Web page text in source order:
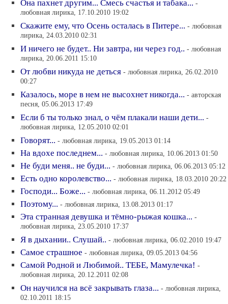
Она пахнет другим... Смесь счастья и табака... -
любовная лирика, 17.10.2010 19:02
Скажите ему, что Осень осталась в Питере... - любовная
лирика, 24.03.2010 02:31
И ничего не будет.. Ни завтра, ни через год.. - любовная
лирика, 20.06.2011 15:10
От любви никуда не деться - любовная лирика, 26.02.2010
00:27
Казалось, море в нем не высохнет никогда... - авторская
песня, 05.06.2013 17:49
Если б ты только знал, о чём плакали наши дети... -
любовная лирика, 12.05.2010 02:01
Говорят... - любовная лирика, 19.05.2013 01:14
На вдохе последнем... - любовная лирика, 10.06.2013 01:50
Не буди меня.. не буди... - любовная лирика, 06.06.2013 05:12
Есть одно королевство... - любовная лирика, 18.03.2010 20:22
Господи... Боже... - любовная лирика, 06.11.2012 05:49
Поэтому... - любовная лирика, 13.08.2013 01:17
Эта странная девушка и тёмно-рыжая кошка... -
любовная лирика, 23.05.2010 17:37
Я в дыхании.. Слушай.. - любовная лирика, 06.02.2010 19:47
Самое страшное - любовная лирика, 09.05.2013 04:56
Самой Родной и Любимой.. ТЕБЕ, Мамулечка! -
любовная лирика, 20.12.2011 02:08
Он научился на всё закрывать глаза... - любовная лирика,
02.10.2011 18:15